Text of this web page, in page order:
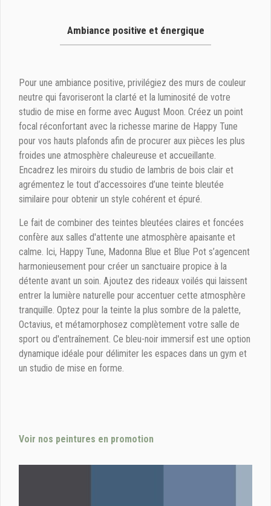
Ambiance positive et énergique
Pour une ambiance positive, privilégiez des murs de couleur
neutre qui favoriseront la clarté et la luminosité de votre
studio de mise en forme avec August Moon. Créez un point
focal réconfortant avec la richesse marine de Happy Tune
pour vos hauts plafonds afin de procurer aux pièces les plus
froides une atmosphère chaleureuse et accueillante.
Encadrez les miroirs du studio de lambris de bois clair et
agrémentez le tout d’accessoires d’une teinte bleutée
similaire pour obtenir un style cohérent et épuré.
Le fait de combiner des teintes bleutées claires et foncées
confère aux salles d'attente une atmosphère apaisante et
calme. Ici, Happy Tune, Madonna Blue et Blue Pot s’agencent
harmonieusement pour créer un sanctuaire propice à la
détente avant un soin. Ajoutez des rideaux voilés qui laissent
entrer la lumière naturelle pour accentuer cette atmosphère
tranquille. Optez pour la teinte la plus sombre de la palette,
Octavius, et métamorphosez complètement votre salle de
sport ou d'entraînement. Ce bleu-noir immersif est une option
dynamique idéale pour délimiter les espaces dans un gym et
un studio de mise en forme.
Voir nos peintures en promotion